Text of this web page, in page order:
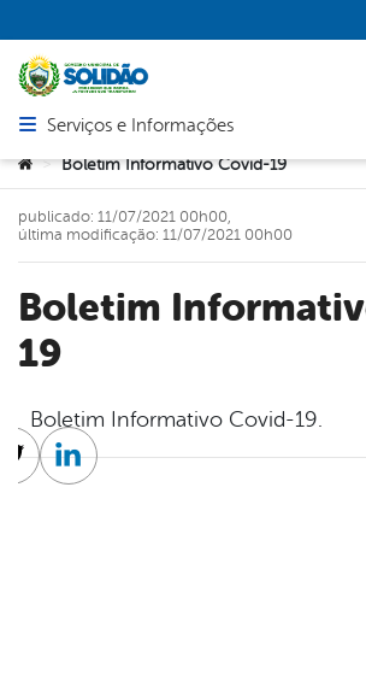
Abrir menu principal de navegação
Serviços e Informações
Você está aqui:
> Boletim Informativo Covid-19
Boletim Informativo Covid-
19
publicado: 11/07/2021 00h00,
última modificação: 11/07/2021 00h00
Boletim Informativo Covid-19.
TwitterLinkedin